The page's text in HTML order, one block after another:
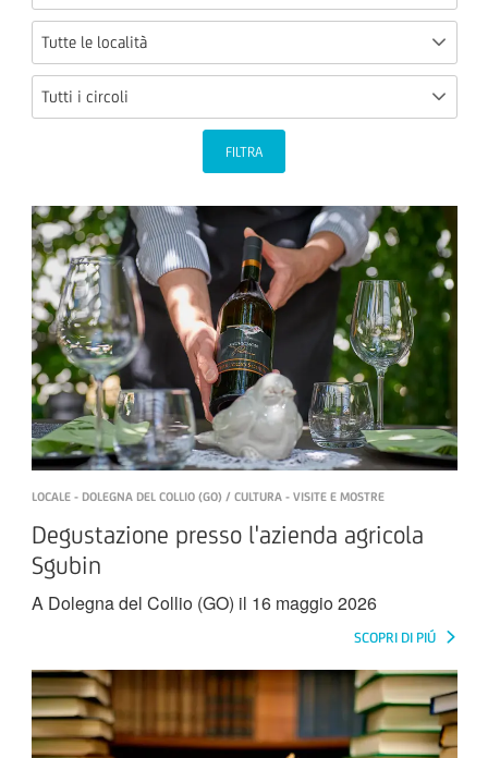
Tutte le località
Tutti i circoli
FILTRA
LOCALE - DOLEGNA DEL COLLIO (GO) / CULTURA - VISITE E MOSTRE
Degustazione presso l'azienda agricola
Sgubin
A Dolegna del Collio (GO) il 16 maggio 2026
SCOPRI DI PIÚ